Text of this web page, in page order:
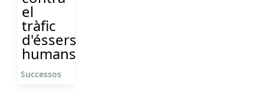
el
tràfic
d'éssers
humans
Successos